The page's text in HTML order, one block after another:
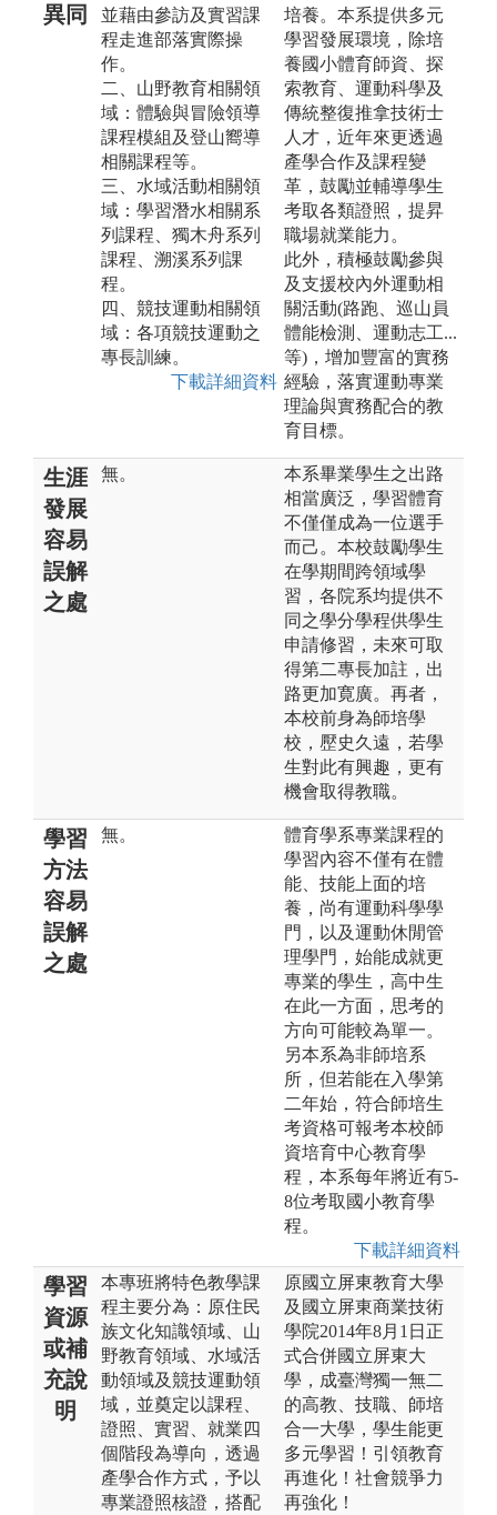
異同
並藉由參訪及實習課
程走進部落實際操
作。
二、山野教育相關領
域：體驗與冒險領導
課程模組及登山嚮導
相關課程等。
三、水域活動相關領
域：學習潛水相關系
列課程、獨木舟系列
課程、溯溪系列課
程。
四、競技運動相關領
域：各項競技運動之
專長訓練。
下載詳細資料
培養。本系提供多元
學習發展環境，除培
養國小體育師資、探
索教育、運動科學及
傳統整復推拿技術士
人才，近年來更透過
產學合作及課程變
革，鼓勵並輔導學生
考取各類證照，提昇
職場就業能力。
此外，積極鼓勵參與
及支援校內外運動相
關活動(路跑、巡山員
體能檢測、運動志工...
等)，增加豐富的實務
經驗，落實運動專業
理論與實務配合的教
育目標。
生涯
發展
容易
誤解
之處
無。
本系畢業學生之出路
相當廣泛，學習體育
不僅僅成為一位選手
而己。本校鼓勵學生
在學期間跨領域學
習，各院系均提供不
同之學分學程供學生
申請修習，未來可取
得第二專長加註，出
路更加寛廣。再者，
本校前身為師培學
校，㱘史久遠，若學
生對此有興趣，更有
機會取得教職。
學習
方法
容易
誤解
之處
無。
體育學系專業課程的
學習內容不僅有在體
能、技能上面的培
養，尚有運動科學學
門，以及運動休閒管
理學門，始能成就更
專業的學生，高中生
在此一方面，思考的
方向可能較為單一。
另本系為非師培系
所，但若能在入學第
二年始，符合師培生
考資格可報考本校師
資培育中心教育學
程，本系每年將近有5-
8位考取國小教育學
程。
下載詳細資料
學習
資源
或補
充說
明
本專班將特色教學課
程主要分為：原住民
族文化知識領域、山
野教育領域、水域活
動領域及競技運動領
域，並奠定以課程、
證照、實習、就業四
個階段為導向，透過
產學合作方式，予以
專業證照核證，搭配
原國立屏東教育大學
及國立屏東商業技術
學院2014年8月1日正
式合併國立屏東大
學，成臺灣獨一無二
的高教、技職、師培
合一大學，學生能更
多元學習！引領教育
再進化！社會競爭力
再強化！